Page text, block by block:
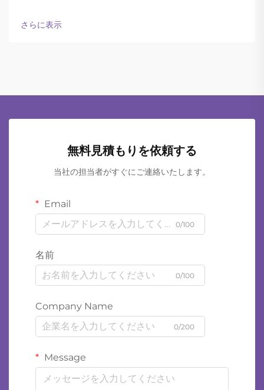
な保護性能の両立をうまく実現しています。
さらに表示
無料見積もりを依頼する
当社の担当者がすぐにご連絡いたします。
Email
0/100
名前
0/100
Company Name
0/200
Message